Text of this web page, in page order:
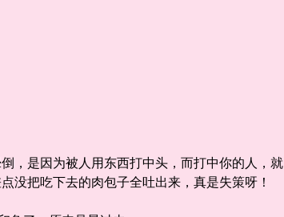
是因为被人用东西打中头，而打中你的人，就
把吃下去的肉包子全吐出来，真是失策呀！